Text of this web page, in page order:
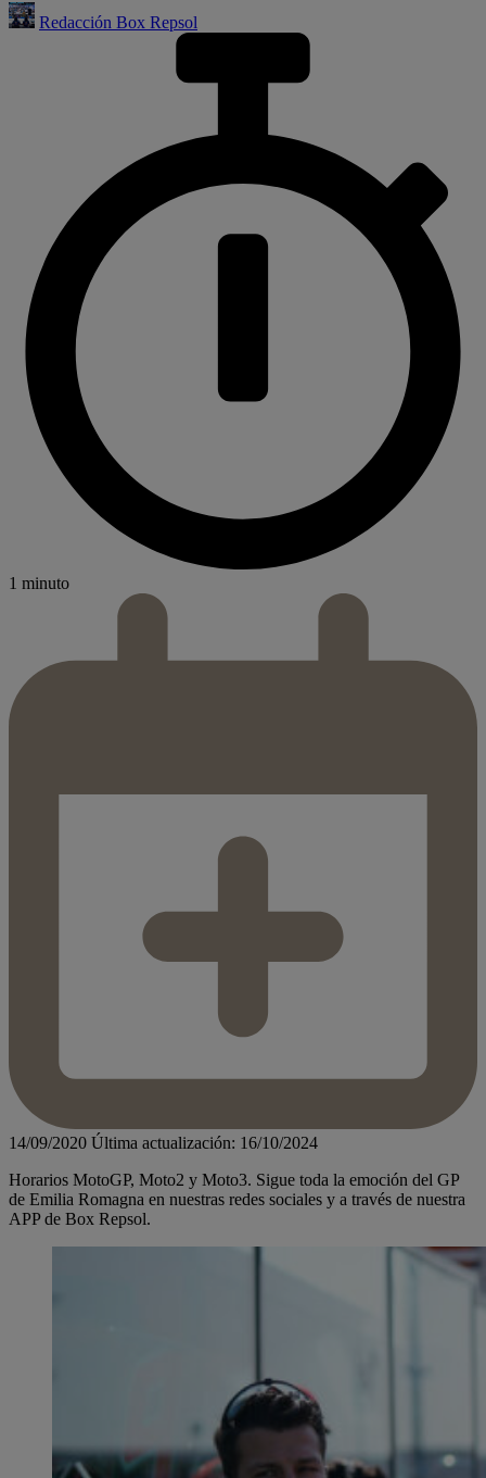
Redacción Box Repsol
1 minuto
14/09/2020 Última actualización: 16/10/2024
Horarios MotoGP, Moto2 y Moto3. Sigue toda la emoción del GP
de Emilia Romagna en nuestras redes sociales y a través de nuestra
APP de Box Repsol.